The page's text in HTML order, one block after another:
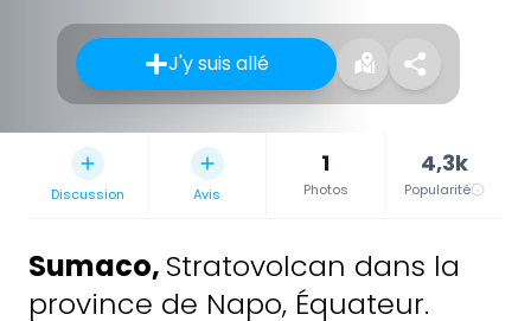
J'y suis allé
Discussion Avis
1
Photos
4,3k
Popularité
Sumaco, Stratovolcan dans la
province de Napo, Équateur.